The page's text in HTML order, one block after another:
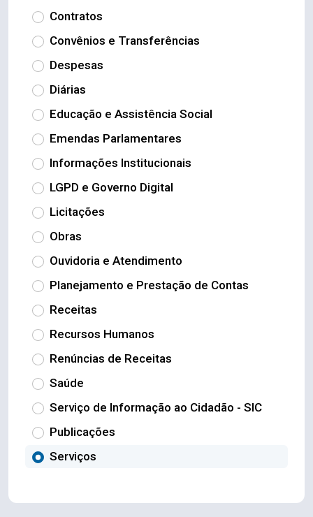
Contratos
Convênios e Transferências
Despesas
Diárias
Educação e Assistência Social
Emendas Parlamentares
Informações Institucionais
LGPD e Governo Digital
Licitações
Obras
Ouvidoria e Atendimento
Planejamento e Prestação de Contas
Receitas
Recursos Humanos
Renúncias de Receitas
Saúde
Serviço de Informação ao Cidadão - SIC
Publicações
Serviços